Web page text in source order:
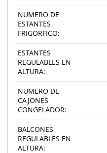
NUMERO DE
ESTANTES
FRIGORFICO:
ESTANTES
REGULABLES EN
ALTURA:
NUMERO DE
CAJONES
CONGELADOR:
BALCONES
REGULABLES EN
ALTURA: